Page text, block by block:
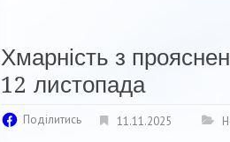
Хмарність з
12 листопада
Поділитись 11.11.2025